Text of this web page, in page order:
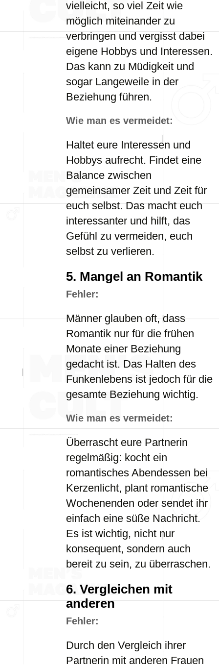
vielleicht, so viel Zeit wie
möglich miteinander zu
verbringen und vergisst dabei
eigene Hobbys und Interessen.
Das kann zu Müdigkeit und
sogar Langeweile in der
Beziehung führen.
Wie man es vermeidet:
Haltet eure Interessen und
Hobbys aufrecht. Findet eine
Balance zwischen
gemeinsamer Zeit und Zeit für
euch selbst. Das macht euch
interessanter und hilft, das
Gefühl zu vermeiden, euch
selbst zu verlieren.
5. Mangel an Romantik
Fehler:
Männer glauben oft, dass
Romantik nur für die frühen
Monate einer Beziehung
gedacht ist. Das Halten des
Funkenlebens ist jedoch für die
gesamte Beziehung wichtig.
Wie man es vermeidet:
Überrascht eure Partnerin
regelmäßig: kocht ein
romantisches Abendessen bei
Kerzenlicht, plant romantische
Wochenenden oder sendet ihr
einfach eine süße Nachricht.
Es ist wichtig, nicht nur
konsequent, sondern auch
bereit zu sein, zu überraschen.
6. Vergleichen mit
anderen
Fehler:
Durch den Vergleich ihrer
Partnerin mit anderen Frauen